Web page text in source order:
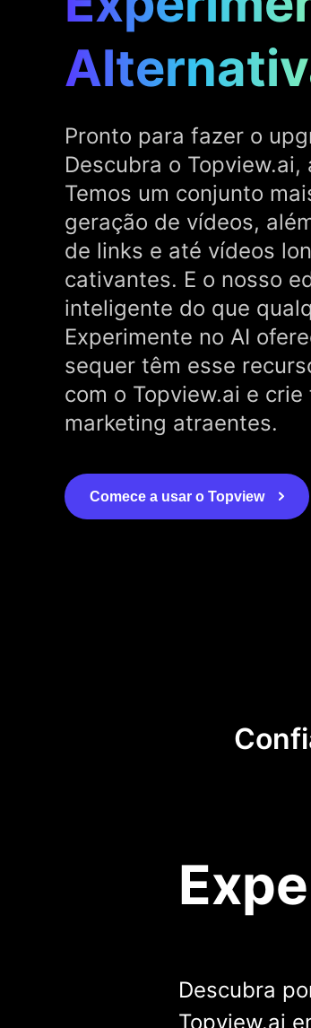
Pronto para fazer o
Descubra o
Temos um conjunto
geração de vídeos,
de links e até vídeos
cativantes. E o nosso
inteligente do que
Experimente no AI
sequer têm esse
com o Topview.ai e
marketing atraentes.
Comece a usar o Topview
Descubra
Topview.ai